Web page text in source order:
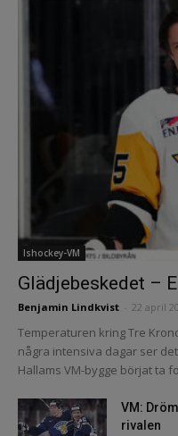
Ishockey-VM
Glädjebeskedet –
Benjamin Lindkvist 22 april
Temperaturen kring Tre
några intensiva dagar ser
Hallams VM-bygge börjat ta
VM:
rivalen